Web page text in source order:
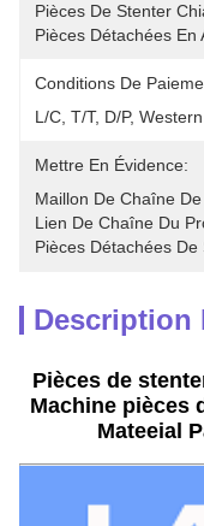
Pièces De Stenter
Pièces Détachées
Conditions De
L/C, T/T, D/P,
Mettre En Évidence:
Maillon De Chaîne
Lien De Chaîne Du
Pièces Détachées De
Description
Pièces de
Machine pièces
Mateeial